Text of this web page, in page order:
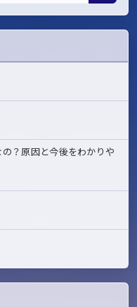
？原因と今後をわかりや